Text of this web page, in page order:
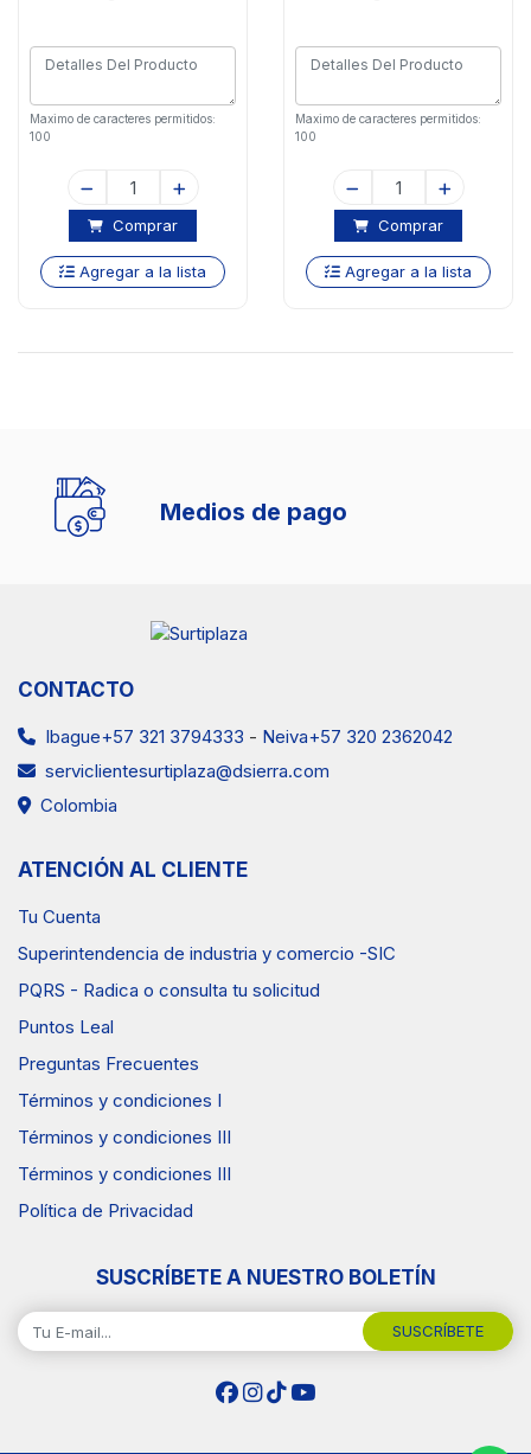
Maximo de caracteres permitidos:
100
Comprar
Agregar a la lista
Maximo de caracteres permitidos:
100
Comprar
Agregar a la lista
Medios de pago
CONTACTO
Ibague+57 321 3794333 - Neiva+57 320 2362042
serviclientesurtiplaza@dsierra.com
Colombia
ATENCIÓN AL CLIENTE
Tu Cuenta
Superintendencia de industria y comercio -SIC
PQRS - Radica o consulta tu solicitud
Puntos Leal
Preguntas Frecuentes
Términos y condiciones I
Términos y condiciones III
Términos y condiciones III
Política de Privacidad
SUSCRÍBETE A NUESTRO BOLETÍN
SUSCRÍBETE